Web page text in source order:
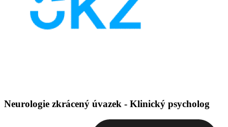
Neurologie zkrácený úvazek - Klinický psycholog